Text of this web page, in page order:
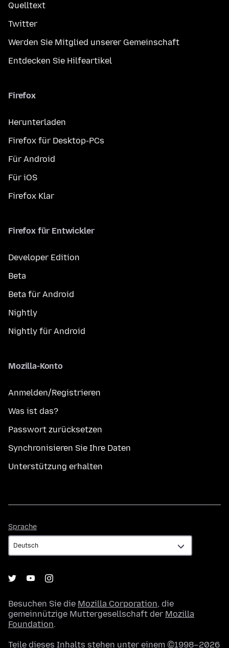
Quelltext
Twitter
Werden Sie Mitglied unserer Gemeinschaft
Entdecken Sie Hilfeartikel
Firefox
Herunterladen
Firefox für Desktop-PCs
Für Android
Für iOS
Firefox Klar
Firefox für Entwickler
Developer Edition
Beta
Beta für Android
Nightly
Nightly für Android
Mozilla-Konto
Anmelden/Registrieren
Was ist das?
Passwort zurücksetzen
Synchronisieren Sie Ihre Daten
Unterstützung erhalten
Sprache
Besuchen Sie die Mozilla Corporation, die
gemeinnützige Muttergesellschaft der Mozilla
Foundation.
Teile dieses Inhalts stehen unter einem ©1998–2026